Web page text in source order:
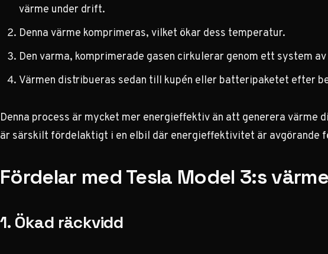
värme under drift.
Denna värme komprimeras, vilket ökar dess temperatur.
Den varma, komprimerade gasen cirkulerar genom ett system
Värmen distribueras sedan till kupén eller batteripaketet efter
Denna process är mycket mer energieffektiv än att generera
är särskilt fördelaktigt i en elbil där energieffektivitet är avgörande
Fördelar med Tesla Model 3:s
1. Ökad räckvidd